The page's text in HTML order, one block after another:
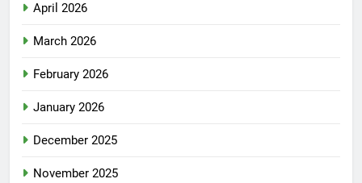
April 2026
March 2026
February 2026
January 2026
December 2025
November 2025